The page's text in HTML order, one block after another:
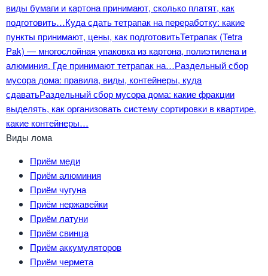
виды бумаги и картона принимают, сколько платят, как
подготовить…Куда сдать тетрапак на переработку: какие
пункты принимают, цены, как подготовитьТетрапак (Tetra
Pak) — многослойная упаковка из картона, полиэтилена и
алюминия. Где принимают тетрапак на…Раздельный сбор
мусора дома: правила, виды, контейнеры, куда
сдаватьРаздельный сбор мусора дома: какие фракции
выделять, как организовать систему сортировки в квартире,
какие контейнеры…
Виды лома
Приём меди
Приём алюминия
Приём чугуна
Приём нержавейки
Приём латуни
Приём свинца
Приём аккумуляторов
Приём чермета